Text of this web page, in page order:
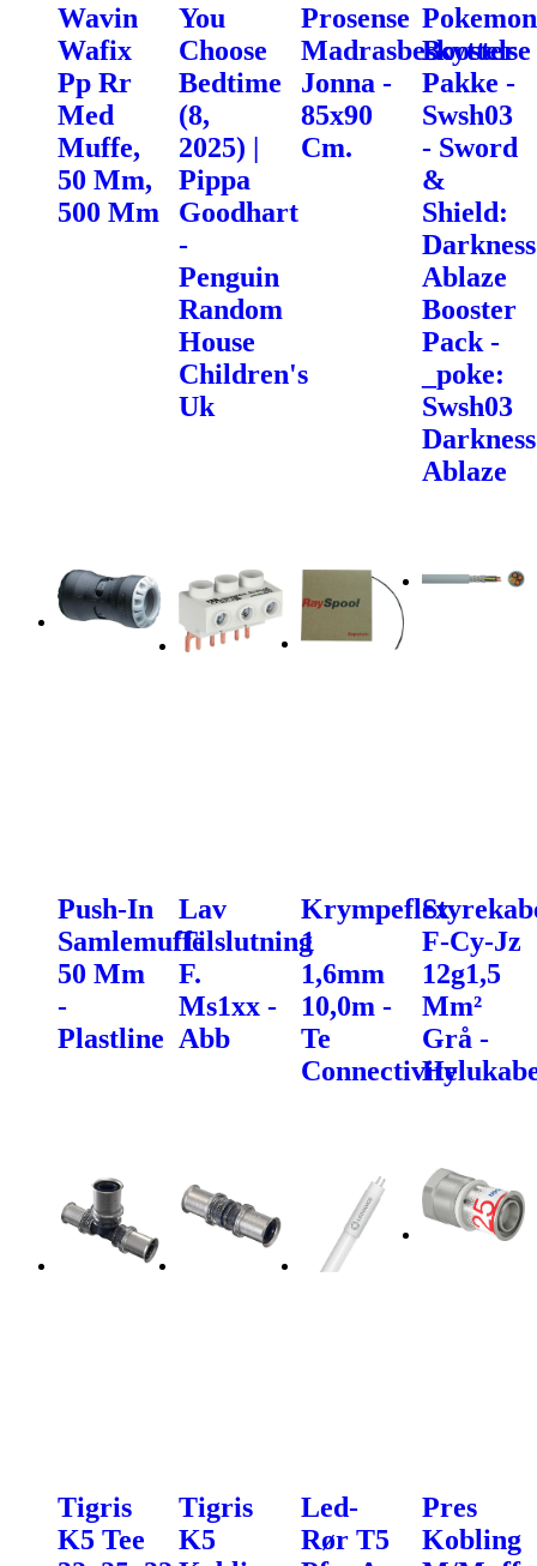
Wavin
Wafix
Pp Rr
Med
Muffe,
50 Mm,
500 Mm
You
Choose
Bedtime
(8,
2025) |
Pippa
Goodhart
-
Penguin
Random
House
Children's
Uk
Prosense
Madrasbeskyttelse
Jonna -
85x90
Cm.
Pokemon
Booster
Pakke -
Swsh03
- Sword
&
Shield:
Darkness
Ablaze
Booster
Pack -
_poke:
Swsh03
Darkness
Ablaze
Push-In
Samlemuffe
50 Mm
-
Plastline
Lav
Tilslutning
F.
Ms1xx -
Abb
Krympeflex
1
1,6mm
10,0m -
Te
Connectivity
F-Cy-Jz
12g1,5
Mm²
Grå -
Tigris
K5 Tee
Tigris
K5
Led-
Rør T5
Pres
Kobling